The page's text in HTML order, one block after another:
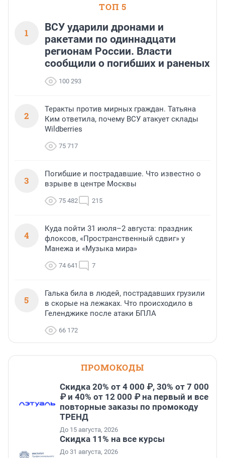
ТОП 5
1
ВСУ ударили дронами и
ракетами по одиннадцати
регионам России. Власти
сообщили о погибших и раненых
100 293
2
Теракты против мирных граждан. Татьяна
Ким ответила, почему ВСУ атакует склады
Wildberries
75 717
3
Погибшие и пострадавшие. Что известно о
взрыве в центре Москвы
75 482 215
4
Куда пойти 31 июля–2 августа: праздник
флоксов, «Пространственный сдвиг» у
Манежа и «Музыка мира»
74 641 7
5
Галька била в людей, пострадавших грузили
в скорые на лежаках. Что происходило в
Геленджике после атаки БПЛА
66 172
ПРОМОКОДЫ
Скидка 20% от 4 000 ₽, 30% от 7 000
₽ и 40% от 12 000 ₽ на первый и все
повторные заказы по промокоду
ТРЕНД
До 15 августа, 2026
Скидка 11% на все курсы
До 31 августа, 2026